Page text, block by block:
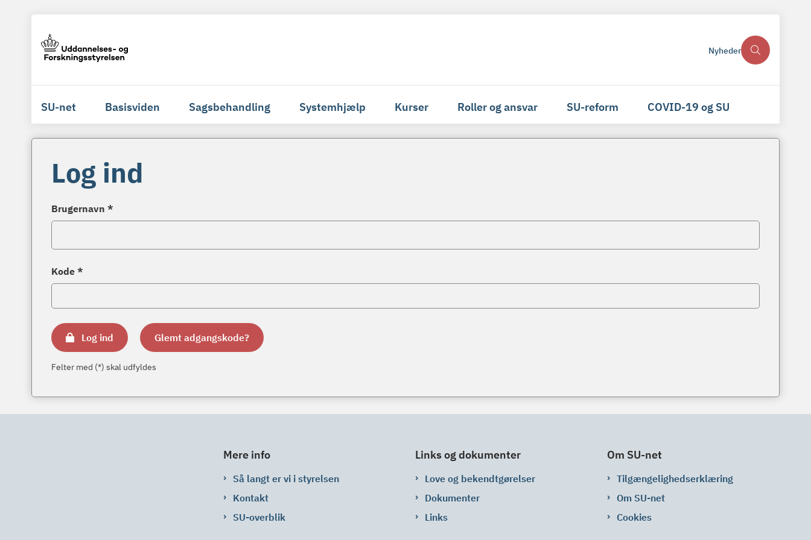
Nyheder
SU-net Basisviden Sagsbehandling Systemhjælp Kurser Roller og ansvar SU-reform COVID-19 og SU
Log ind
Brugernavn *
Kode *
Log ind Glemt adgangskode?
Felter med (*) skal udfyldes
Mere info
Så langt er vi i styrelsen
Kontakt
SU-overblik
Links og dokumenter
Love og bekendtgørelser
Dokumenter
Links
Om SU-net
Tilgængelighedserklæring
Om SU-net
Cookies